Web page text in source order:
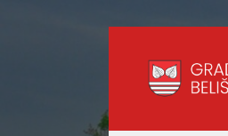
content